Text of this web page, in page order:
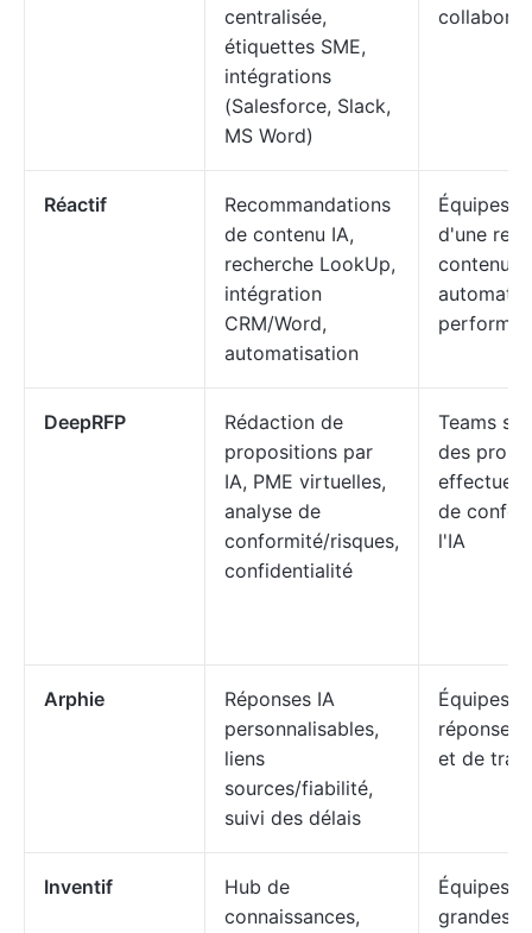
centralisée,
étiquettes SME,
intégrations
(Salesforce, Slack,
MS Word)
Réactif
Recommandations
de contenu IA,
recherche LookUp,
intégration
CRM/Word,
automatisation
Équipes
d'une
contenu
DeepRFP
Rédaction de
propositions par
IA, PME virtuelles,
analyse de
conformité/risques,
confidentialité
Teams
des
effectuer
de
l'IA
Arphie
Réponses IA
personnalisables,
liens
sources/fiabilité,
suivi des délais
Équipes
réponses
et de
Inventif
Hub de
connaissances,
Équipes
grandes